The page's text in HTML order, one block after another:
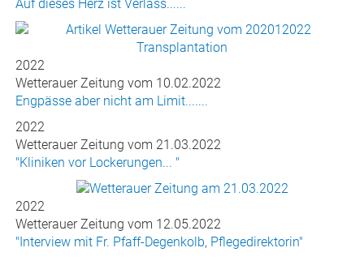
Auf dieses Herz ist Verlass......
2022
Wetterauer Zeitung vom 10.02.2022
Engpässe aber nicht am Limit.......
2022
Wetterauer Zeitung vom 21.03.2022
"Kliniken vor Lockerungen... "
2022
Wetterauer Zeitung vom 12.05.2022